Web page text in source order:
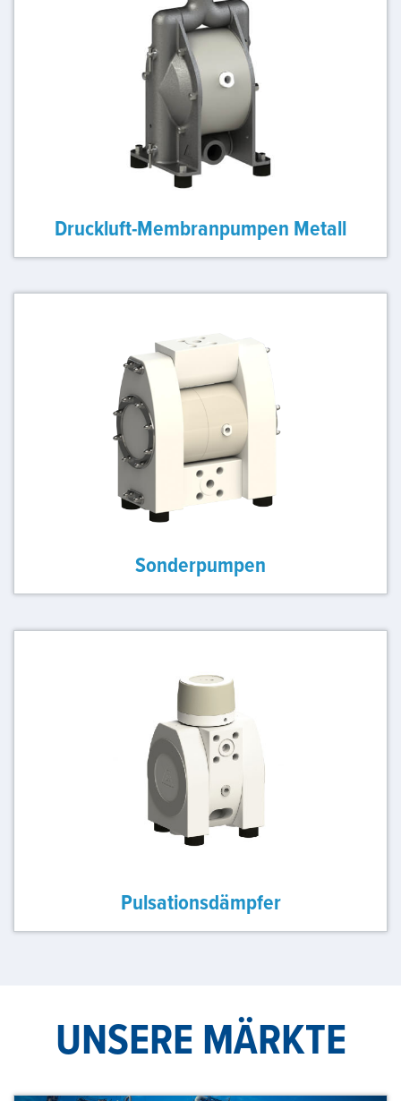
Druckluft-Membranpumpen Metall
Sonderpumpen
Pulsationsdämpfer
UNSERE MÄRKTE